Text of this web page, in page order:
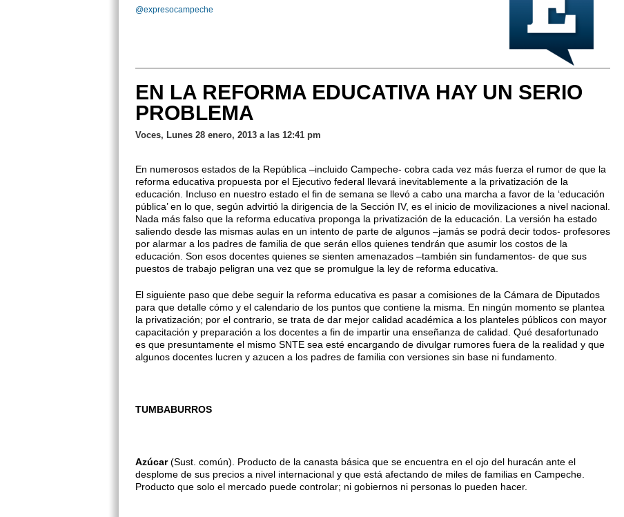
@expresocampeche
EN LA REFORMA EDUCATIVA HAY UN SERIO
PROBLEMA
Voces, Lunes 28 enero, 2013 a las 12:41 pm
En numerosos estados de la República –incluido Campeche- cobra cada vez más fuerza el rumor de que la
reforma educativa propuesta por el Ejecutivo federal llevará inevitablemente a la privatización de la
educación. Incluso en nuestro estado el fin de semana se llevó a cabo una marcha a favor de la ‘educación
pública’ en lo que, según advirtió la dirigencia de la Sección IV, es el inicio de movilizaciones a nivel nacional.
Nada más falso que la reforma educativa proponga la privatización de la educación. La versión ha estado
saliendo desde las mismas aulas en un intento de parte de algunos –jamás se podrá decir todos- profesores
por alarmar a los padres de familia de que serán ellos quienes tendrán que asumir los costos de la
educación. Son esos docentes quienes se sienten amenazados –también sin fundamentos- de que sus
puestos de trabajo peligran una vez que se promulgue la ley de reforma educativa.
El siguiente paso que debe seguir la reforma educativa es pasar a comisiones de la Cámara de Diputados
para que detalle cómo y el calendario de los puntos que contiene la misma. En ningún momento se plantea
la privatización; por el contrario, se trata de dar mejor calidad académica a los planteles públicos con mayor
capacitación y preparación a los docentes a fin de impartir una enseñanza de calidad. Qué desafortunado
es que presuntamente el mismo SNTE sea esté encargando de divulgar rumores fuera de la realidad y que
algunos docentes lucren y azucen a los padres de familia con versiones sin base ni fundamento.
TUMBABURROS
Azúcar(Sust. común). Producto de la canasta básica que se encuentra en el ojo del huracán ante el
desplome de sus precios a nivel internacional y que está afectando de miles de familias en Campeche.
Producto que solo el mercado puede controlar; ni gobiernos ni personas lo pueden hacer.